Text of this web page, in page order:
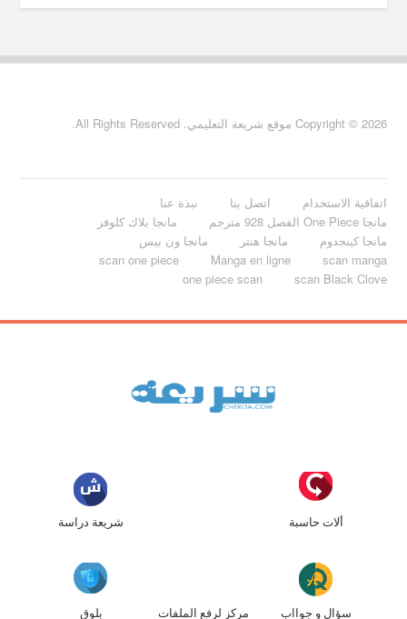
Copyright © 2026 موقع شريعة التعليمي. All Rights Reserved.
اتفاقية الاستخدام اتصل بنا
نبذة عنا
مانجا One Piece الفصل 928 مترجم
مانجا بلاك كلوفر
مانجا كينجدوم
مانجا هنتر
مانجا ون بيس
scan manga
Manga en ligne
scan one piece
scan Black Clove
one piece scan